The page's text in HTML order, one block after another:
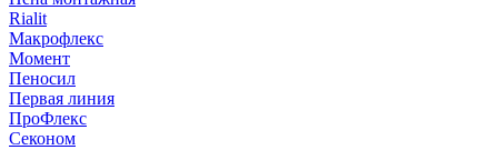
Rialit
Макрофлекс
Момент
Пеносил
Первая линия
ПроФлекс
Секоном